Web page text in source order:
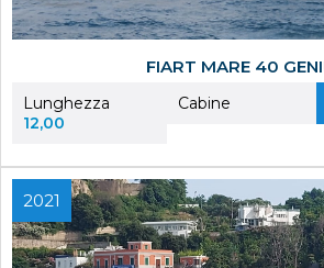
FIART MARE 40
Lunghezza
12,00
Cabine
2021